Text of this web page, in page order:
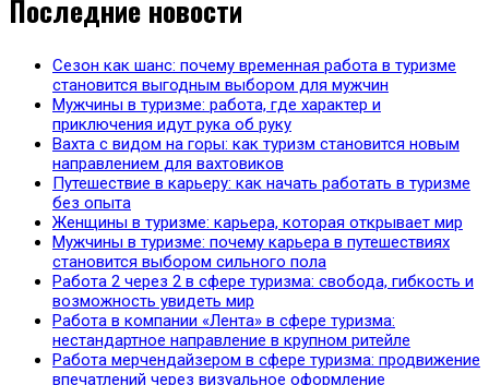
Последние новости
Сезон как шанс: почему временная работа в туризме
становится выгодным выбором для мужчин
Мужчины в туризме: работа, где характер и
приключения идут рука об руку
Вахта с видом на горы: как туризм становится новым
направлением для вахтовиков
Путешествие в карьеру: как начать работать в туризме
без опыта
Женщины в туризме: карьера, которая открывает мир
Мужчины в туризме: почему карьера в путешествиях
становится выбором сильного пола
Работа 2 через 2 в сфере туризма: свобода, гибкость и
возможность увидеть мир
Работа в компании «Лента» в сфере туризма:
нестандартное направление в крупном ритейле
Работа мерчендайзером в сфере туризма: продвижение
впечатлений через визуальное оформление